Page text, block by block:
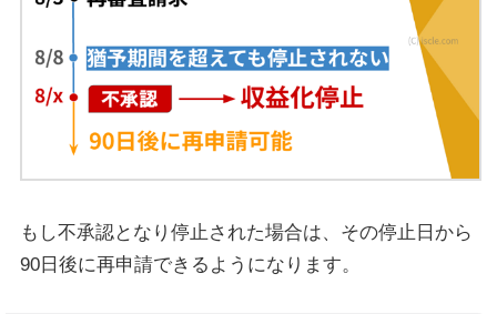
もし不承認となり停止された場合は、その停止日から
90日後に再申請できるようになります。